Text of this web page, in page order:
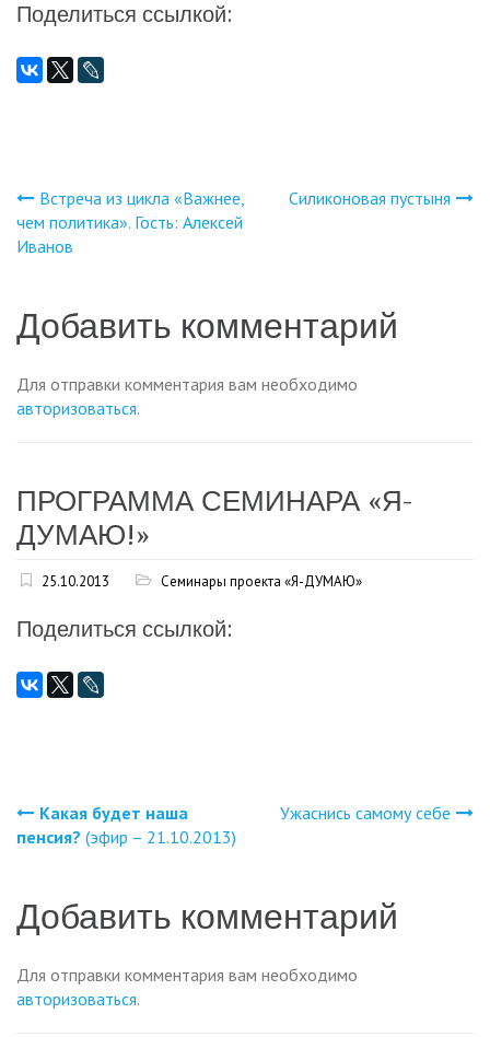
Поделиться ссылкой:
Навигация
записям
Встреча из цикла «Важнее,
чем политика». Гость: Алексей
Иванов
Силиконовая пустыня
Добавить комментарий
Для отправки комментария вам необходимо
авторизоваться.
ПРОГРАММА СЕМИНАРА «Я-
ДУМАЮ!»
25.10.2013 Семинары проекта «Я-ДУМАЮ»
Поделиться ссылкой:
Навигация
записям
Какая будет наша
пенсия? (эфир – 21.10.2013)
Ужаснись самому себе
Добавить комментарий
Для отправки комментария вам необходимо
авторизоваться.